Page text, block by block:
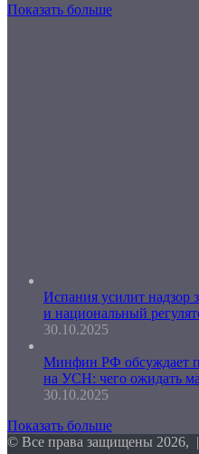
Показать больше
Испания усилит надзор
и национальный
30.10.2025
Минфин РФ обсуждает
на УСН: чего ожидать
30.10.2025
Показать больше
© Все права защищены 2026, |